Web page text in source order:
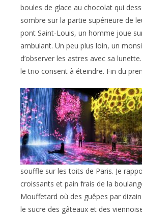
boules de glace au chocolat qui
sombre sur la partie supérieure de
pont Saint-Louis, un homme joue
ambulant. Un peu plus loin, un
d’observer les astres avec sa
le trio consent à éteindre. Fin du
souffle sur les toits de Paris. Je
croissants et pain frais de la
Mouffetard où des guêpes par
le sucre des gâteaux et des